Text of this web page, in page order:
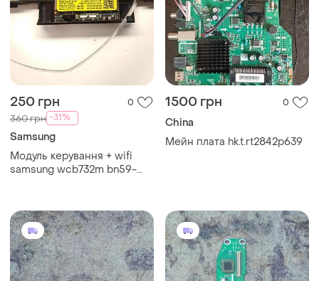
250 грн 0
360 грн -31%
Samsung
Модуль керування + wifi
samsung wcb732m bn59-
1500 грн 0
China
Мейн плата hk.t.rt2842p639